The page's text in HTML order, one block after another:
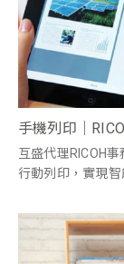
手機列印｜
互盛代理RICOH
行動列印，實現智